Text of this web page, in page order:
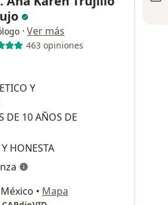
· Ver más
463 opiniones
Y
DE 10 AÑOS DE
HONESTA
• Mapa